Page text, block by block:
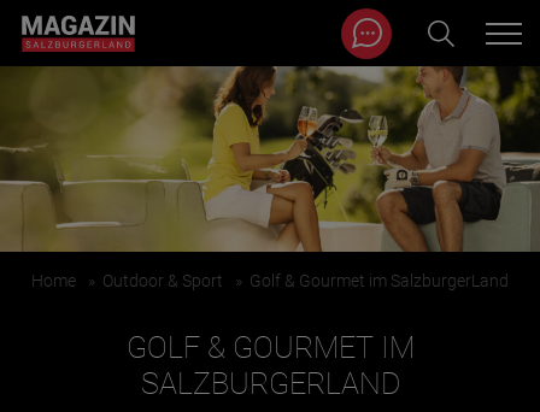
Zum Inhalt springen
BEITRÄGE IN MEINER NÄHE
Magazin durchsuchen...
Home » Outdoor & Sport » Golf & Gourmet im SalzburgerLand
GOLF & GOURMET IM
SALZBURGERLAND